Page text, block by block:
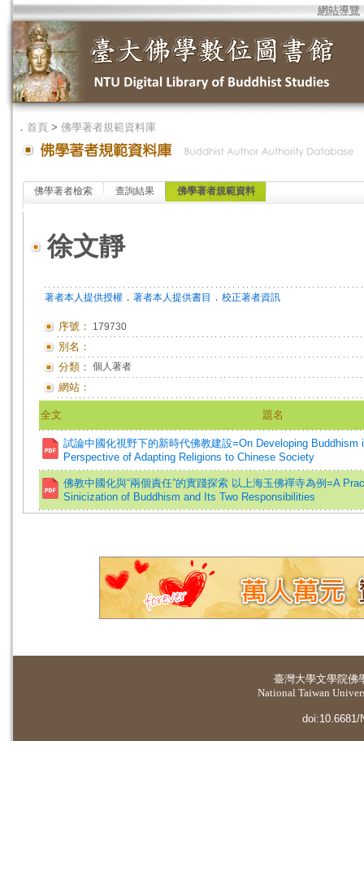
網站導覽
． 首頁 > 佛學著者規範資料庫
佛學著者檢索 查詢結果 佛學著者規範資料
徐文靜
著者本人提供授權 ． 著者本人提供書目 ． 校正著者資訊
序號： 179730
別名：
分類： 個人著者
網站：
全文 題名
試論中國化視野下的新時代佛教建設=On Developing Buddhism
Perspective of Adapting Religions to Chinese Society
佛教中國化與“兩個責任”的實踐探索 以上海玉佛禪寺為例=A
Sinicization of Buddhism and Its Two Responsibilities
臺灣大學文學院佛
National Taiwan
doi:10.6681/